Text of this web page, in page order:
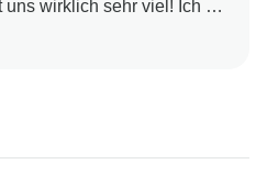
wirklich sehr viel! Ich bin
aus Radfahren,
gefahren bin! Ich freue
gemeinsames